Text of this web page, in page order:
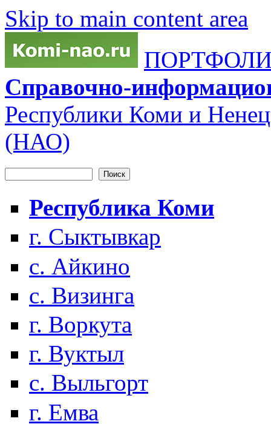
Skip to main content area
Справочно-
Республики Коми и
(НАО)
Форма поиска
Республика Коми
г. Сыктывкар
с. Айкино
с. Визинга
г. Воркута
г. Вуктыл
с. Выльгорт
г. Емва